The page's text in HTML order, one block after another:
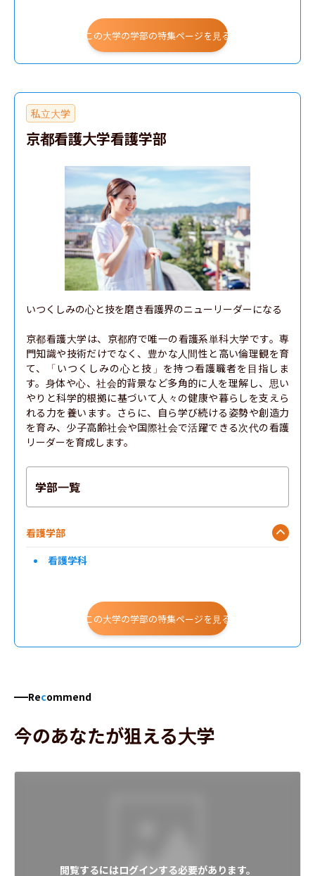
この大学の学部の特集ページを見る
私立大学
京都看護大学看護学部
いつくしみの心と技を磨き看護界のニューリーダーになる
京都看護大学は、京都府で唯一の看護系単科大学です。専
門知識や技術だけでなく、豊かな人間性と高い倫理観を育
て、「いつくしみの心と技」を持つ看護職者を目指しま
す。身体や心、社会的背景など多角的に人を理解し、思い
やりと科学的根拠に基づいて人々の健康や暮らしを支えら
れる力を養います。さらに、自ら学び続ける姿勢や創造力
を育み、少子高齢社会や国際社会で活躍できる次代の看護
リーダーを育成します。
学部一覧
看護学部
看護学科
この大学の学部の特集ページを見る
Recommend
今のあなたが狙える大学
閲覧するにはログインする必要があります。